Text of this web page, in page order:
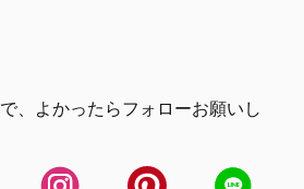
、
よかったらフォローお願いし